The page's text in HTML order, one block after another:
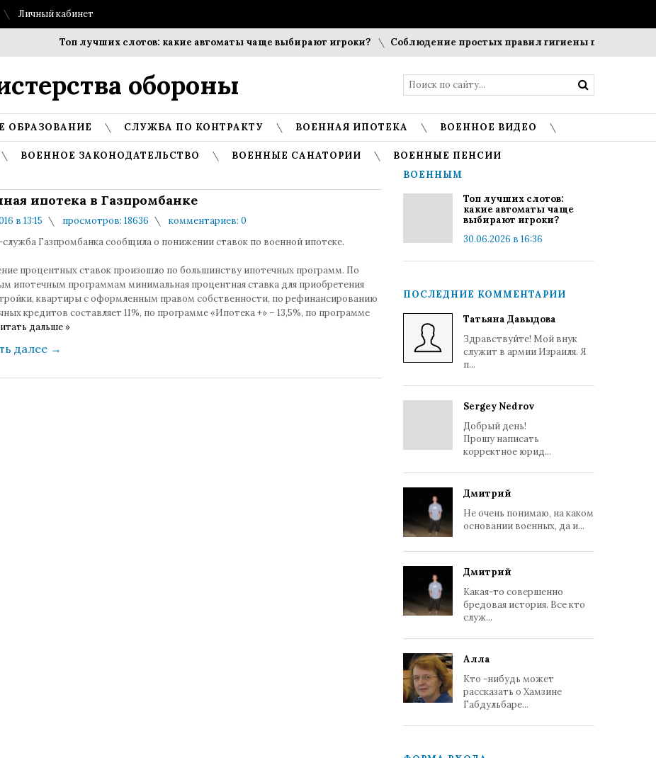
Личный кабинет
Топ лучших слотов: какие автоматы чаще выбирают игроки? Соблюдение простых правил гигиены помогает
обороны
ОБРАЗОВАНИЕ СЛУЖБА ПО КОНТРАКТУ ВОЕННАЯ ИПОТЕКА ВОЕННОЕ ВИДЕО
ВОЕННОЕ ЗАКОНОДАТЕЛЬСТВО ВОЕННЫЕ САНАТОРИИ
ВОЕННЫЕ ПЕНСИИ
ипотека в Газпромбанке
в 13:15 просмотров: 18636
комментариев: 0
Газпромбанка сообщила о понижении ставок по военной ипотеке.
процентных ставок произошло по большинству ипотечных программ. По
ипотечным программам минимальная процентная ставка для приобретения
квартиры с оформленным правом собственности, по рефинансированию
кредитов составляет 11%, по программе «Ипотека +» – 13,5%, по программе
дальше »
далее →
ВОЕННЫМ
Топ лучших слотов:
какие автоматы чаще
выбирают игроки?
30.06.2026 в 16:36
ПОСЛЕДНИЕ КОММЕНТАРИИ
Татьяна Давыдова
Здравствуйте! Мой внук
служит в армии Израиля. Я
п...
Sergey Nedrov
Добрый день!
Прошу написать
корректное юрид...
Дмитрий
Не очень понимаю, на каком
основании военных, да и...
Дмитрий
Какая-то совершенно
бредовая история. Все кто
служ...
Алла
Кто -нибудь может
рассказать о Хамзине
Габдульбаре...